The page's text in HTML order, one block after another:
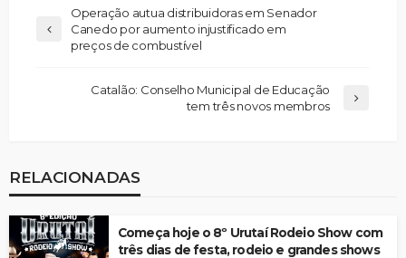
Operação autua distribuidoras em Senador
Canedo por aumento injustificado em
preços de combustível
Catalão: Conselho Municipal de Educação
tem três novos membros
RELACIONADAS
Começa hoje o 8º Urutaí Rodeio Show com
três dias de festa, rodeio e grandes shows